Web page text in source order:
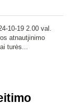
10-19 2.00 val.
atnautjinimo
turės...